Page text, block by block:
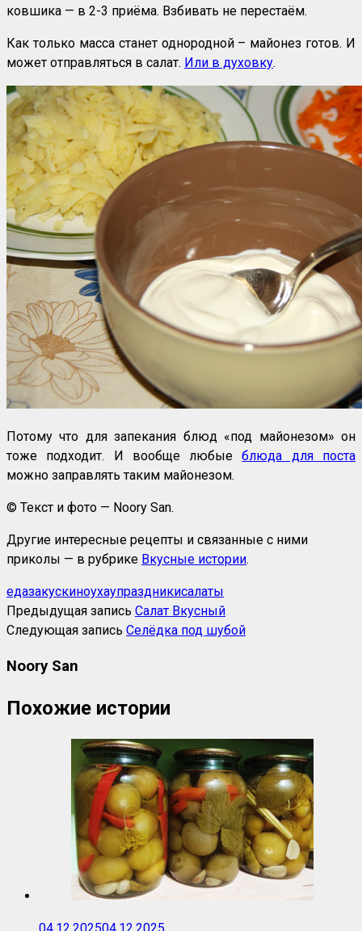
ковшика — в 2-3 приёма. Взбивать не перестаём.
Как только масса станет однородной – майонез готов. И
может отправляться в салат. Или в духовку.
Потому что для запекания блюд «под майонезом» он
тоже подходит. И вообще любыеблюда для поста
можно заправлять таким майонезом.
© Текст и фото — Noory San.
Другие интересные рецепты и связанные с ними
приколы — в рубрике Вкусные истории.
едазакускиноухаупраздникисалаты
Предыдущая запись Салат Вкусный
Следующая запись Селёдка под шубой
Noory San
Похожие истории